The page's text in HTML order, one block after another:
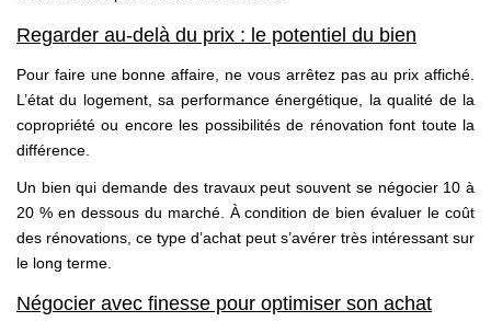
Regarder au-delà du prix : le potentiel du bien
Pour faire une bonne affaire, ne vous arrêtez pas au prix affiché.
L’état du logement, sa performance énergétique, la qualité de la
copropriété ou encore les possibilités de rénovation font toute la
différence.
Un bien qui demande des travaux peut souvent se négocier 10 à
20 % en dessous du marché. À condition de bien évaluer le coût
des rénovations, ce type d’achat peut s’avérer très intéressant sur
le long terme.
Négocier avec finesse pour optimiser son achat